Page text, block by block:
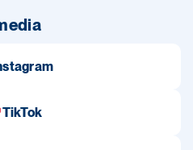
TikTok